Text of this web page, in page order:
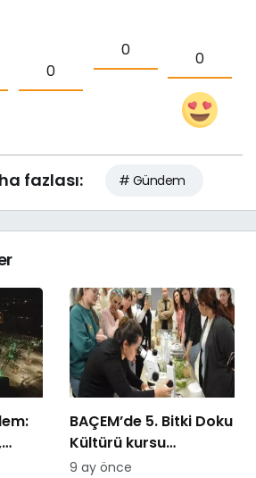
0
0 0
fazlası: # Gündem
BAÇEM’de 5. Bitki Doku
Kültürü kursu
tamamlandı
9 ay önce